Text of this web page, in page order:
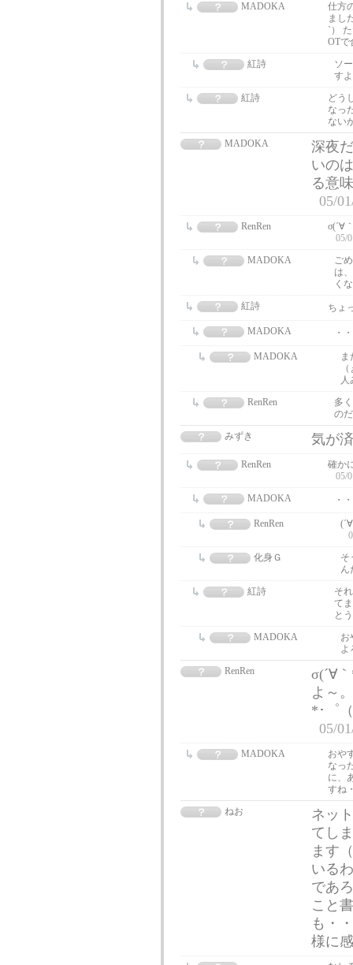
MADOKA
仕方
まし
`）
OTで
紅詩
ソ
す
紅詩
どう
なっ
ない
MADOKA
深夜
いの
る意
05/
RenRen
σ(´∀
05/
MADOKA
ご
は
く
紅詩
ちょ
MADOKA ・
MADOKA
ま
RenRen
多
の
みずき
気が
RenRen
確か
05/
MADOKA
・
RenRen
化身Ｇ
そ
ん
紅詩
そ
て
と
MADOKA
お
よ
RenRen
σ(´∀
よ～
*･゜
05/
MADOKA
おや
なっ
に、
すね
ねお
ネッ
てし
ます
いる
であ
こと
も・
様に